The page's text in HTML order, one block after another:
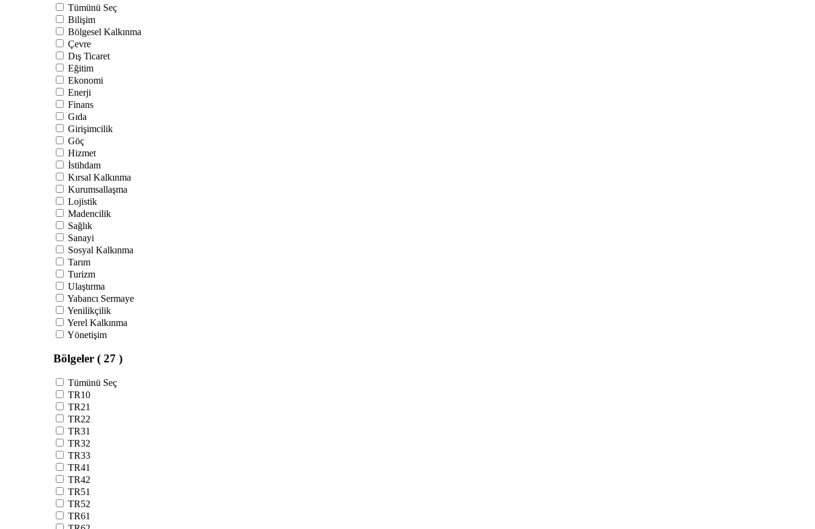
Tümünü Seç
Bilişim
Bölgesel Kalkınma
Çevre
Dış Ticaret
Eğitim
Ekonomi
Enerji
Finans
Gıda
Girişimcilik
Göç
Hizmet
İstihdam
Kırsal Kalkınma
Kurumsallaşma
Lojistik
Madencilik
Sağlık
Sanayi
Sosyal Kalkınma
Tarım
Turizm
Ulaştırma
Yabancı Sermaye
Yenilikçilik
Yerel Kalkınma
Yönetişim
Bölgeler ( 27 )
Tümünü Seç
TR10
TR21
TR22
TR31
TR32
TR33
TR41
TR42
TR51
TR52
TR61